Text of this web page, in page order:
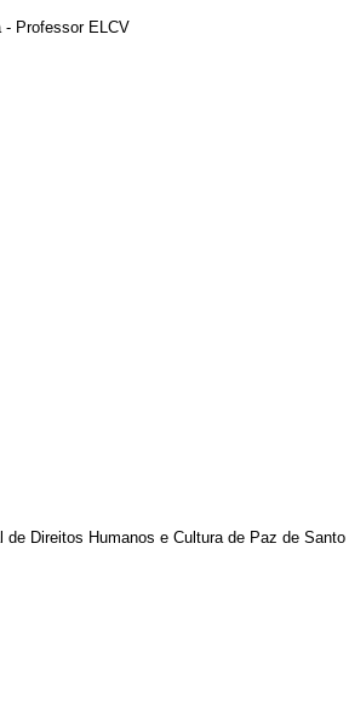
- Professor ELCV
de Direitos Humanos e Cultura de Paz de Santo